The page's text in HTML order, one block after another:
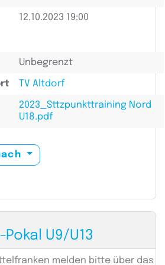
12.10.2023 19:00
Unbegrenzt
TV Altdorf
2023_Sttzpunkttraining Nord
U18.pdf
U9/U13
melden bitte über das